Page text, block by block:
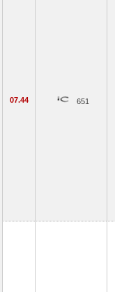
07.44 651